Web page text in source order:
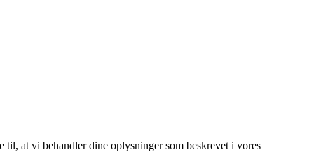
at vi behandler dine oplysninger som beskrevet i vores